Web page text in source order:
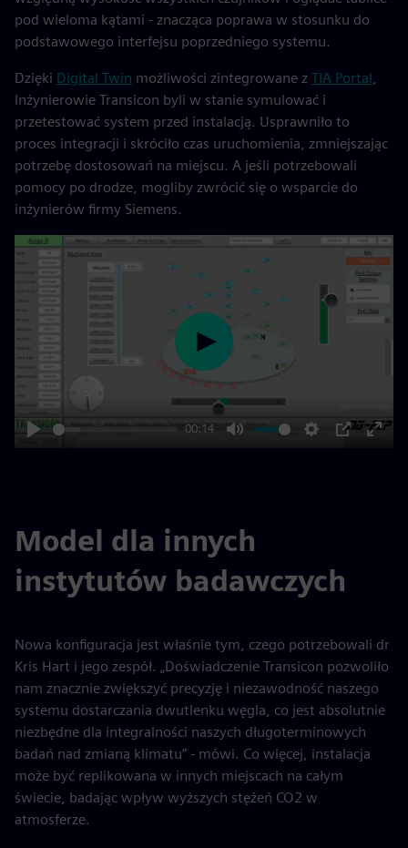
pod wieloma kątami - znacząca poprawa w stosunku do
podstawowego interfejsu poprzedniego systemu.
Dzięki Digital Twin możliwości zintegrowane z TIA Portal,
Inżynierowie Transicon byli w stanie symulować i
przetestować system przed instalacją. Usprawniło to
proces integracji i skróciło czas uruchomienia, zmniejszając
potrzebę dostosowań na miejscu. A jeśli potrzebowali
pomocy po drodze, mogliby zwrócić się o wsparcie do
inżynierów firmy Siemens.
Play
00:14
Mute Settings
PIP
Play
Model dla innych
instytutów badawczych
Nowa konfiguracja jest właśnie tym, czego potrzebowali dr
Kris Hart i jego zespół. „Doświadczenie Transicon pozwoliło
nam znacznie zwiększyć precyzję i niezawodność naszego
systemu dostarczania dwutlenku węgla, co jest absolutnie
niezbędne dla integralności naszych długoterminowych
badań nad zmianą klimatu” - mówi. Co więcej, instalacja
może być replikowana w innych miejscach na całym
świecie, badając wpływ wyższych stężeń CO2 w
atmosferze.